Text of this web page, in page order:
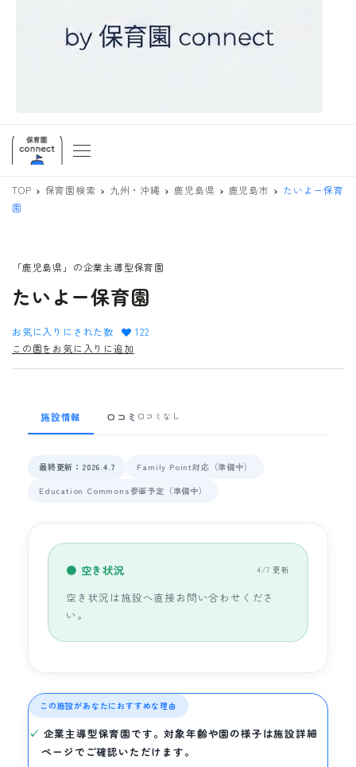
TOP 保育園検索 九州・沖縄 鹿児島県 鹿児島市
たいよー保育
園
「鹿児島県」の企業主導型保育園
たいよー保育園
お気に入りにされた数
122
この園をお気に入りに追加
施設情報 口コミ 口コミなし
最終更新：2026.4.7
Family Point対応（準備中）
Education Commons参画予定（準備中）
● 空き状況 4/7 更新
空き状況は施設へ直接お問い合わせくださ
い。
この施設があなたにおすすめな理由
企業主導型保育園です。対象年齢や園の様子は施設詳細
ページでご確認いただけます。